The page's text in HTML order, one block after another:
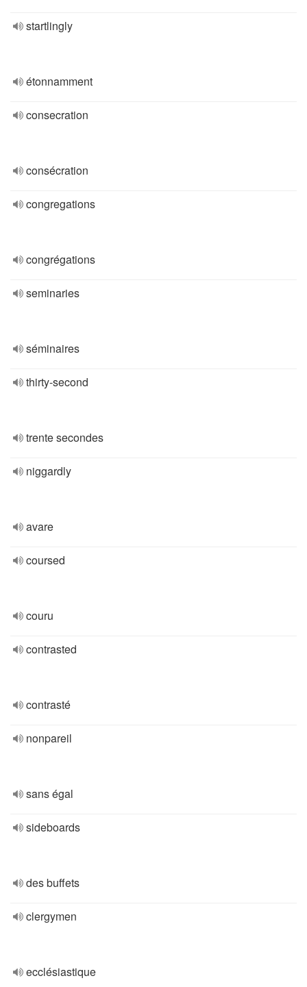
startlingly
étonnamment
consecration
consécration
congregations
congrégations
seminaries
séminaires
thirty-second
trente secondes
niggardly
avare
coursed
couru
contrasted
contrasté
nonpareil
sans égal
sideboards
des buffets
clergymen
ecclésiastique